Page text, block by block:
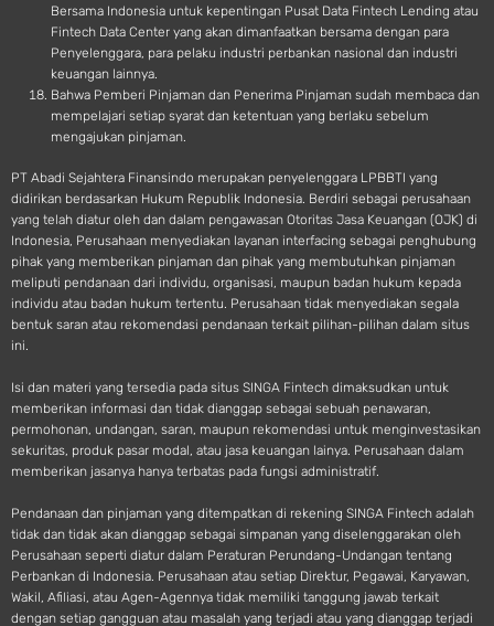
Bersama Indonesia untuk kepentingan Pusat Data Fintech Lending atau
Fintech Data Center yang akan dimanfaatkan bersama dengan para
Penyelenggara, para pelaku industri perbankan nasional dan industri
keuangan lainnya.
Bahwa Pemberi Pinjaman dan Penerima Pinjaman sudah membaca dan
mempelajari setiap syarat dan ketentuan yang berlaku sebelum
mengajukan pinjaman.
PT Abadi Sejahtera Finansindo merupakan penyelenggara LPBBTI yang
didirikan berdasarkan Hukum Republik Indonesia. Berdiri sebagai perusahaan
yang telah diatur oleh dan dalam pengawasan Otoritas Jasa Keuangan (OJK) di
Indonesia, Perusahaan menyediakan layanan interfacing sebagai penghubung
pihak yang memberikan pinjaman dan pihak yang membutuhkan pinjaman
meliputi pendanaan dari individu, organisasi, maupun badan hukum kepada
individu atau badan hukum tertentu. Perusahaan tidak menyediakan segala
bentuk saran atau rekomendasi pendanaan terkait pilihan-pilihan dalam situs
ini.
Isi dan materi yang tersedia pada situs SINGA Fintech dimaksudkan untuk
memberikan informasi dan tidak dianggap sebagai sebuah penawaran,
permohonan, undangan, saran, maupun rekomendasi untuk menginvestasikan
sekuritas, produk pasar modal, atau jasa keuangan lainya. Perusahaan dalam
memberikan jasanya hanya terbatas pada fungsi administratif.
Pendanaan dan pinjaman yang ditempatkan di rekening SINGA Fintech adalah
tidak dan tidak akan dianggap sebagai simpanan yang diselenggarakan oleh
Perusahaan seperti diatur dalam Peraturan Perundang-Undangan tentang
Perbankan di Indonesia. Perusahaan atau setiap Direktur, Pegawai, Karyawan,
Wakil, Afiliasi, atau Agen-Agennya tidak memiliki tanggung jawab terkait
dengan setiap gangguan atau masalah yang terjadi atau yang dianggap terjadi